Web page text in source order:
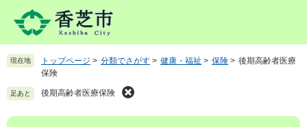
先
。
を
て
現在地 トップページ > 分類でさがす > 健康・福祉 > 保険 > 後期高齢者医療
保険
足あと 後期高齢者医療保険
本